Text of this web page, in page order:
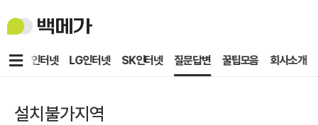
백
메
KT인터넷 LG인터넷 SK인터넷 질문답변 꿀팁모음 회사소개
메
설치불가지역